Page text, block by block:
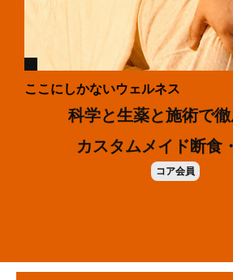
ここにしかないウェルネス
科学と生薬と施術で徹
カスタムメイド断食
コア会員